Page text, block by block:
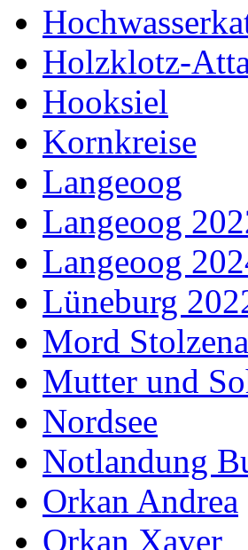
Holzklotz-
Hooksiel
Kornkreise
Langeoog
Langeoog
Langeoog
Lüneburg
Mord
Mutter und
Nordsee
Notlandung
Orkan Andrea
Orkan Xaver